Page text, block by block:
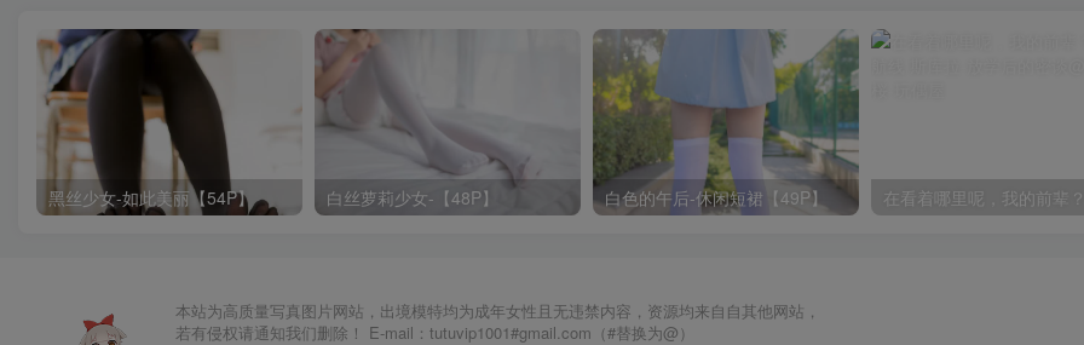
黑丝少女-如此美丽【54P】 白丝萝莉少女-【48P】 白色的午后-休闲短裙【49P】
本站为高质量写真图片网站，出境模特均为成年女性且无违禁内容，资源均来自自其他网站，
若有侵权请通知我们删除！ E-mail：tutuvip1001#gmail.com（#替换为@）